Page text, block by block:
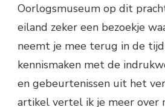
Oorlogsmuseum op dit
eiland zeker een bezoekje
neemt je mee terug in de
kennismaken met de
en gebeurtenissen uit het
artikel vertel ik je meer over